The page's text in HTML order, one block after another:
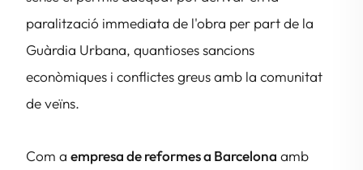
paralització immediata de l'obra per part de la
Guàrdia Urbana, quantioses sancions
econòmiques i conflictes greus amb la comunitat
de veïns.
Com a empresa de reformes a Barcelona amb